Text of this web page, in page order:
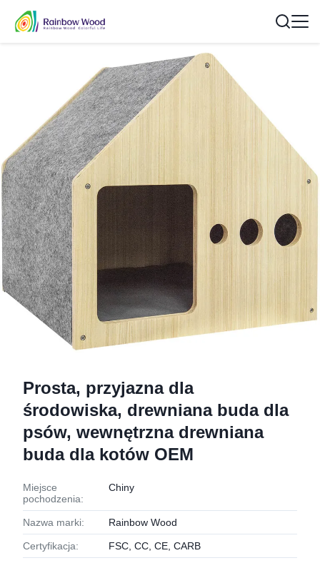
Prosta, przyjazna dla
środowiska, drewniana buda dla
psów, wewnętrzna drewniana
buda dla kotów OEM
Miejsce
pochodzenia:
Chiny
Nazwa marki: Rainbow Wood
Certyfikacja: FSC, CC, CE, CARB